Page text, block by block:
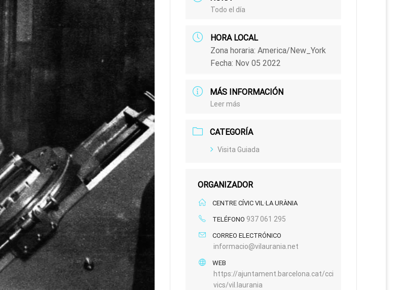
Todo el día
HORA LOCAL
Zona horaria:America/New_York
Fecha: Nov 05 2022
MÁS INFORMACIÓN
Leer más
CATEGORÍA
Visita Guiada
ORGANIZADOR
CENTRE CÍVIC VIL·LA URÀNIA
TELÉFONO 937 061 295
CORREO ELECTRÓNICO
informacio@vilaurania.net
WEB
https://ajuntament.barcelona.cat/cci
vics/vil.laurania